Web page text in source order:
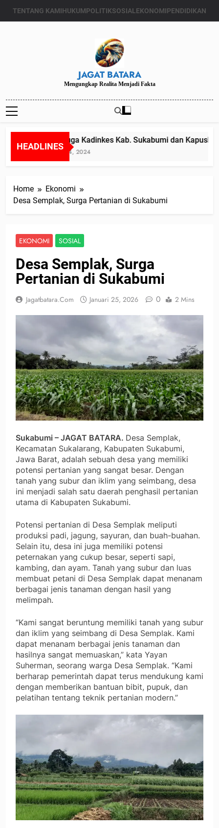
TENTANG KAMIHUKUMPOLITIKSOSIALEKONOMIPENDIDIKAN
JAGAT BATARA
Mengungkap Realita Menjadi Fakta
HEADLINES
Diduga Kadinkes Kab. Sukabumi dan
Juli 24, 2024
Home
Ekonomi
Desa Semplak, Surga Pertanian di Sukabumi
EKONOMI SOSIAL
Desa Semplak, Surga
Pertanian di Sukabumi
Jagatbatara.com Januari 25, 2026 0 2 Mins
Sukabumi – JAGAT BATARA. Desa Semplak,
Kecamatan Sukalarang, Kabupaten Sukabumi,
Jawa Barat, adalah sebuah desa yang memiliki
potensi pertanian yang sangat besar. Dengan
tanah yang subur dan iklim yang seimbang, desa
ini menjadi salah satu daerah penghasil pertanian
utama di Kabupaten Sukabumi.
Potensi pertanian di Desa Semplak meliputi
produksi padi, jagung, sayuran, dan buah-buahan.
Selain itu, desa ini juga memiliki potensi
peternakan yang cukup besar, seperti sapi,
kambing, dan ayam. Tanah yang subur dan luas
membuat petani di Desa Semplak dapat menanam
berbagai jenis tanaman dengan hasil yang
melimpah.
“Kami sangat beruntung memiliki tanah yang subur
dan iklim yang seimbang di Desa Semplak. Kami
dapat menanam berbagai jenis tanaman dan
hasilnya sangat memuaskan,” kata Yayan
Suherman, seorang warga Desa Semplak. “Kami
berharap pemerintah dapat terus mendukung kami
dengan memberikan bantuan bibit, pupuk, dan
pelatihan tentang teknik pertanian modern.”